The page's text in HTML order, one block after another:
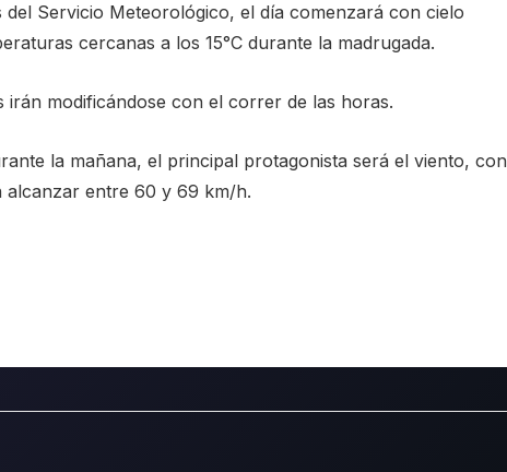
del Servicio Meteorológico, el día comenzará con cielo
cercanas a los 15°C durante la madrugada.
irán modificándose con el correr de las horas.
la mañana, el principal protagonista será el viento, con
alcanzar entre 60 y 69 km/h.